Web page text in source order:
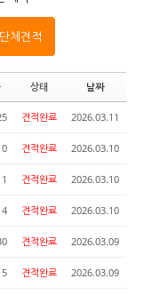
단체견적
상태 날짜
견적완료 2026.03.11
견적완료 2026.03.10
견적완료 2026.03.10
견적완료 2026.03.10
견적완료 2026.03.09
견적완료 2026.03.09